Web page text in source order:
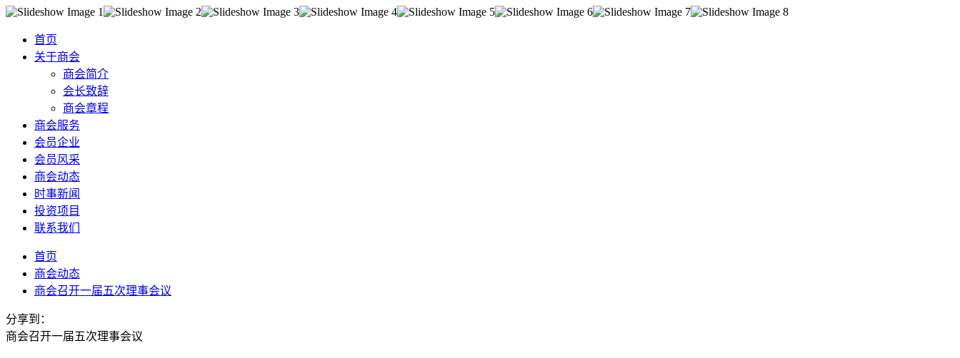
首页
关于商会
商会简介
会长致辞
商会章程
商会服务
会员企业
会员风采
商会动态
时事新闻
投资项目
联系我们
首页
商会动态
商会召开一届五次理事会议
分享到：
商会召开一届五次理事会议